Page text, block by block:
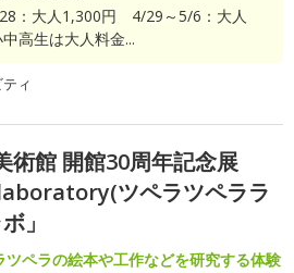
：大人1,300円 4/29～5/6：大人
高生は大人料金...
ィ
術館 開館30周年記念展
ツペラツペララ
」
ツペラの絵本や工作などを研究する体験